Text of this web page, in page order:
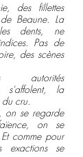
des fillettes
Beaune. La
dents, ne
Pas de
des scènes
autorités
s'affolent, la
cru.
on se regarde
on se
comme pour
exactions se